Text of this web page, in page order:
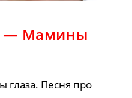
— Мамины
Песня про